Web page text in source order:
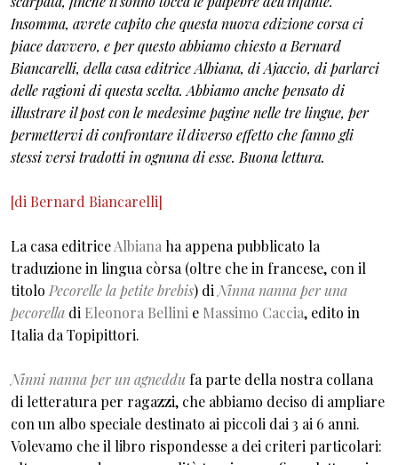
Insomma, avrete capito che questa nuova edizione corsa ci
piace davvero, e per questo abbiamo chiesto a Bernard
Biancarelli, della casa editrice Albiana, di Ajaccio, di parlarci
delle ragioni di questa scelta. Abbiamo anche pensato di
illustrare il post con le medesime pagine nelle tre lingue, per
permettervi di confrontare il diverso effetto che fanno gli
stessi versi tradotti in ognuna di esse. Buona lettura.
[di Bernard Biancarelli]
La casa editriceAlbiana ha appena pubblicato la
traduzione in lingua còrsa (oltre che in francese, con il
titolo Pecorelle la petite brebis) di Ninna nanna per una
pecorella di Eleonora Bellini e Massimo Caccia, edito in
Italia da Topipittori.
Ninni nanna per un agneddu fa parte della nostra collana
di letteratura per ragazzi, che abbiamo deciso di ampliare
con un albo speciale destinato ai piccoli dai 3 ai 6 anni.
Volevamo che il libro rispondesse a dei criteri particolari: